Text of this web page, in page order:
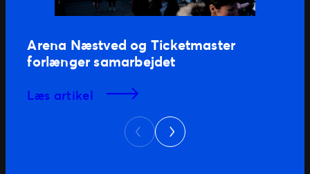
Arena Næstved og Ticketmaster
forlænger samarbejdet
læs artikel
Previous
Next